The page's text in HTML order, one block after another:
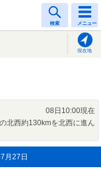
検索 メニュー
現在地
08日10:00現在
北西約130kmを北西に進ん
月27日